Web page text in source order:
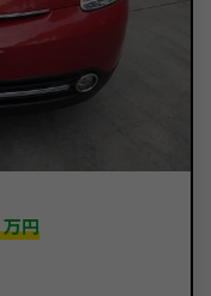
万円